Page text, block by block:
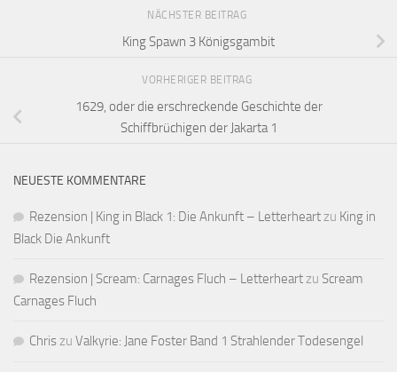
NÄCHSTER BEITRAG
King Spawn 3 Königsgambit
VORHERIGER BEITRAG
1629, oder die erschreckende Geschichte der
Schiffbrüchigen der Jakarta 1
NEUESTE KOMMENTARE
Rezension | King in Black 1: Die Ankunft – Letterheartzu King in
Black Die Ankunft
Rezension | Scream: Carnages Fluch – Letterheartzu Scream
Carnages Fluch
Chriszu Valkyrie: Jane Foster Band 1 Strahlender Todesengel